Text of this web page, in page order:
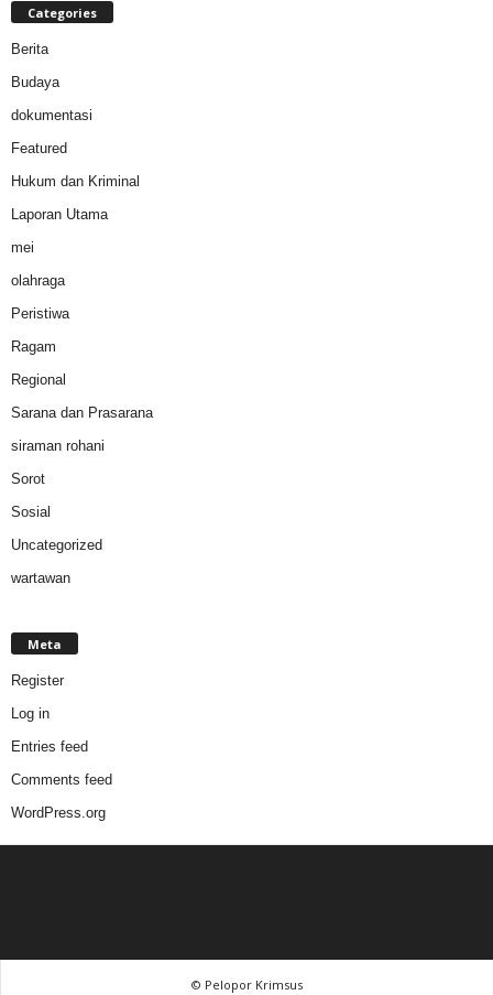
Categories
Berita
Budaya
dokumentasi
Featured
Hukum dan Kriminal
Laporan Utama
mei
olahraga
Peristiwa
Ragam
Regional
Sarana dan Prasarana
siraman rohani
Sorot
Sosial
Uncategorized
wartawan
Meta
Register
Log in
Entries feed
Comments feed
WordPress.org
© Pelopor Krimsus